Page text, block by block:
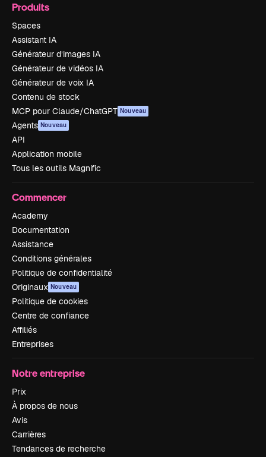
Produits
Spaces
Assistant IA
Générateur d’images IA
Générateur de vidéos IA
Générateur de voix IA
Contenu de stock
MCP pour Claude/ChatGPT Nouveau
Agents Nouveau
API
Application mobile
Tous les outils Magnific
Commencer
Academy
Documentation
Assistance
Conditions générales
Politique de confidentialité
Originaux Nouveau
Politique de cookies
Centre de confiance
Affiliés
Entreprises
Notre entreprise
Prix
À propos de nous
Avis
Carrières
Tendances de recherche